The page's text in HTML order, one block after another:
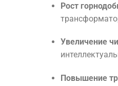
Рост
Увеличение
Повышение